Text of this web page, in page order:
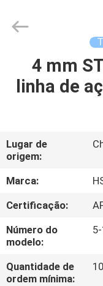
PARA
CASA
SOBRE
NÓS
VISITA
À
FÁBRICA
Co.,Ltd.
4 mm
linha de
Lugar de
origem:
Marca:
Certificação:
Número do
modelo:
Quantidade de
ordem mínima: